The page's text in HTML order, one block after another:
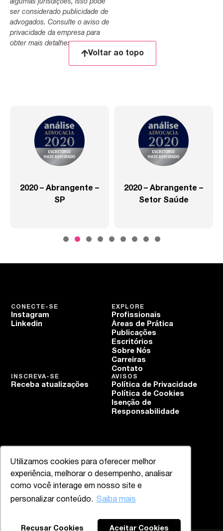
Utilizamos cookies para oferecer melhor
experiência, melhorar o desempenho, analisar
como você interage em nosso site e
personalizar conteúdo. Saiba mais
Recusar Cookies Aceitar Cookies
algumas jurisdições, isso pode
ser considerado publicidade de
advogados. Consulte o aviso de
privacidade da empresa para
obter mais detalhes.
Voltar ao topo
2020 – Abrangente –
SP
2020 – Abrangente –
Setor Saúde
EXPLORE
Profissionais
Áreas de Prática
Publicações
Escritórios
Sobre Nós
Carreiras
Contato
CONECTE-SE
Instagram
Linkedin
AVISOS
Política de Privacidade
Política de Cookies
Isenção de
Responsabilidade
INSCREVA-SE
Receba atualizações